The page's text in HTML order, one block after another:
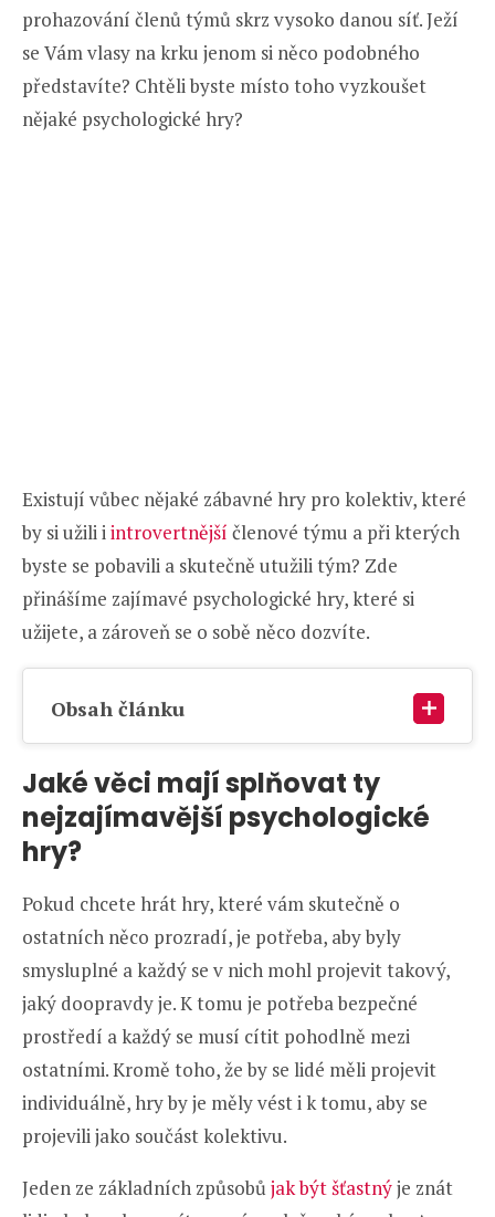
prohazování členů týmů skrz vysoko danou síť. Ježí
se Vám vlasy na krku jenom si něco podobného
představíte? Chtěli byste místo toho vyzkoušet
nějaké psychologické hry?
Existují vůbec nějaké zábavné hry pro kolektiv, které
by si užili iintrovertnější členové týmu a při kterých
byste se pobavili a skutečně utužili tým? Zde
přinášíme zajímavé psychologické hry, které si
užijete, a zároveň se o sobě něco dozvíte.
Obsah článku
Jaké věci mají splňovat ty
nejzajímavější psychologické
hry?
Pokud chcete hrát hry, které vám skutečně o
ostatních něco prozradí, je potřeba, aby byly
smysluplné a každý se v nich mohl projevit takový,
jaký doopravdy je. K tomu je potřeba bezpečné
prostředí a každý se musí cítit pohodlně mezi
ostatními. Kromě toho, že by se lidé měli projevit
individuálně, hry by je měly vést i k tomu, aby se
projevili jako součást kolektivu.
Jeden ze základních způsobůjak být šťastnýje znát